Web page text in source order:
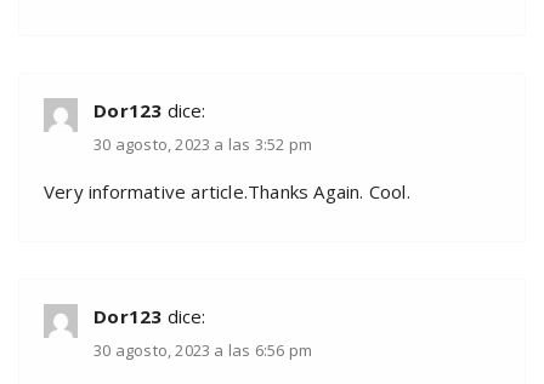
Dor123 dice:
30 agosto, 2023 a las 3:52 pm
Very informative article.Thanks Again. Cool.
Dor123 dice:
30 agosto, 2023 a las 6:56 pm